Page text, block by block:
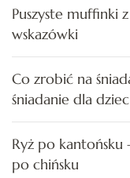
Puszyste muffinki
wskazówki
Co zrobić na
śniadanie dla
Ryż po kantońsku
po chińsku